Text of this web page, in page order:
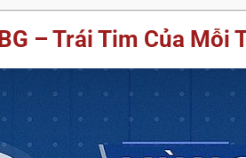
– Trái Tim Của Mỗi